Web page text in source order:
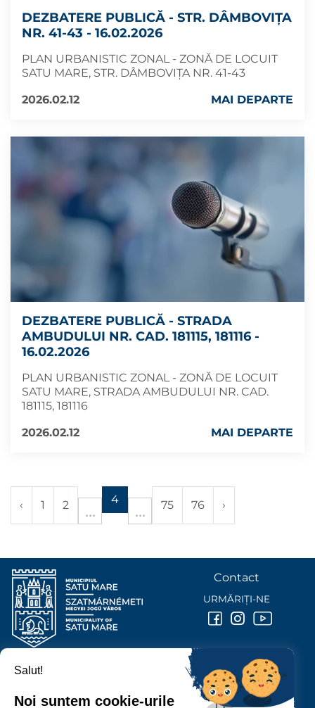
DEZBATERE PUBLICĂ - STR. DÂMBOVIȚA
NR. 41-43 - 16.02.2026
PLAN URBANISTIC ZONAL - ZONĂ DE LOCUIT
SATU MARE, STR. DÂMBOVIȚA NR. 41-43
2026.02.12
MAI DEPARTE
DEZBATERE PUBLICĂ - STRADA
AMBUDULUI NR. CAD. 181115, 181116 -
16.02.2026
PLAN URBANISTIC ZONAL - ZONĂ DE LOCUIT
SATU MARE, STRADA AMBUDULUI NR. CAD.
181115, 181116
2026.02.12
MAI DEPARTE
‹ 1 2 4 75 76 ›
PRIMĂRIA MUNICIPIULUI
P-ȚA 25 OCTOMBRIE, NR. 1 CORP M, 440026 SATU MARE
Contact
URMĂRIȚI-NE
Salut!
Noi suntem cookie-urile